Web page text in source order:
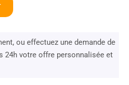
ou effectuez une demande de
24h votre offre personnalisée et